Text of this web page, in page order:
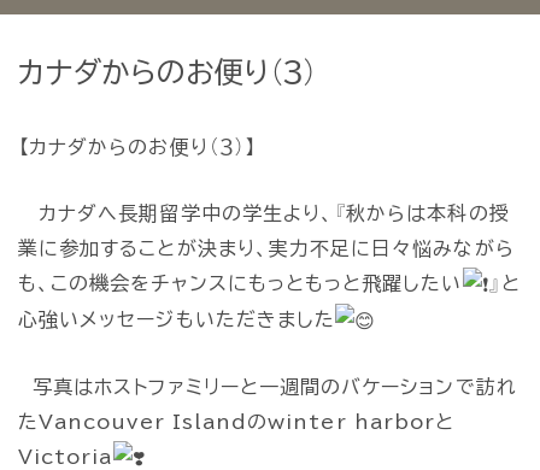
カナダからのお便り（３）
【カナダからのお便り（３）】
カナダへ長期留学中の学生より、『秋からは本科の授
業に参加することが決まり、実力不足に日々悩みながら
も、この機会をチャンスにもっともっと飛躍したい
』と
心強いメッセージもいただきました
写真はホストファミリーと一週間のバケーションで訪れ
たVancouver Islandのwinter harborと
Victoria